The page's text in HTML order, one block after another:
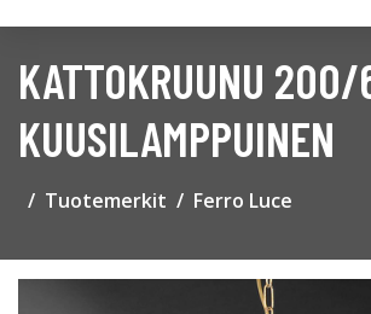
KATTOKRUUNU
KUUSILAMPPUINEN
Tuotemerkit Ferro Luce